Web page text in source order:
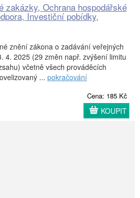
zakázky, Ochrana hospodářské
Investiční pobídky,
znění zákona o zadávání veřejných
4. 2025 (29 změn např. zvýšení limitu
včetně všech prováděcích
... pokračování
Cena: 185 Kč
KOUPIT